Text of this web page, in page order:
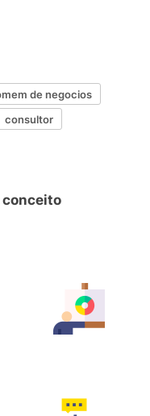
de negocios
consultor
conceito